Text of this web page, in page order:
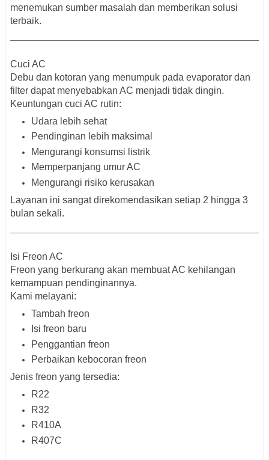
menemukan sumber masalah dan memberikan solusi
terbaik.
Cuci AC
Debu dan kotoran yang menumpuk pada evaporator dan
filter dapat menyebabkan AC menjadi tidak dingin.
Keuntungan cuci AC rutin:
Udara lebih sehat
Pendinginan lebih maksimal
Mengurangi konsumsi listrik
Memperpanjang umur AC
Mengurangi risiko kerusakan
Layanan ini sangat direkomendasikan setiap 2 hingga 3
bulan sekali.
Isi Freon AC
Freon yang berkurang akan membuat AC kehilangan
kemampuan pendinginannya.
Kami melayani:
Tambah freon
Isi freon baru
Penggantian freon
Perbaikan kebocoran freon
Jenis freon yang tersedia:
R22
R32
R410A
R407C